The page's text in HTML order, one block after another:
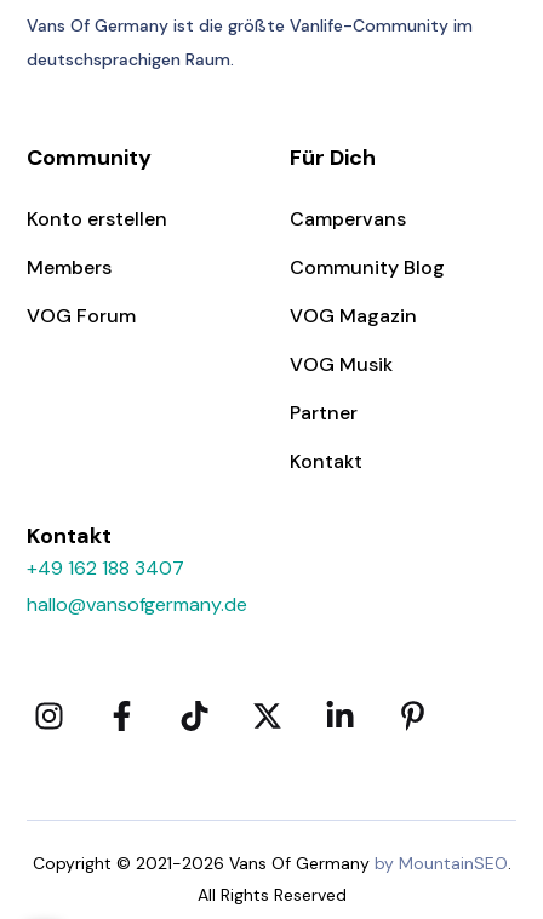
Vans Of Germany ist die größte Vanlife-Community im
deutschsprachigen Raum.
Community
Konto erstellen
Members
VOG Forum
Für Dich
Campervans
Community Blog
VOG Magazin
VOG Musik
Partner
Kontakt
Kontakt
+49 162 188 3407
hallo@vansofgermany.de
Copyright © 2021-2026 Vans Of Germany by MountainSEO.
All Rights Reserved